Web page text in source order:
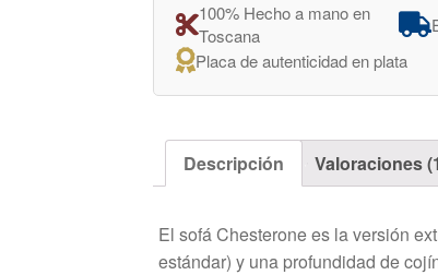
100% Hecho a mano en
Toscana
Placa de autenticidad en plata
Descripción Valoraciones
El sofá Chesterone es la versión
estándar) y una profundidad de